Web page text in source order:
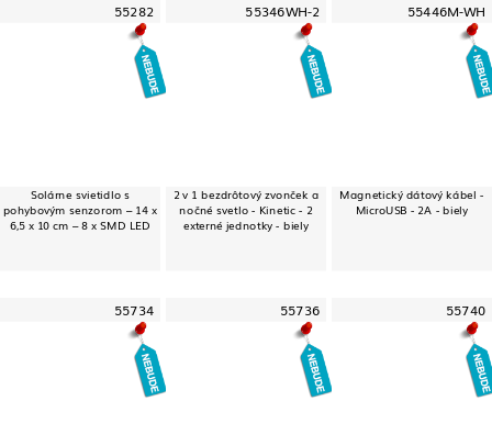
55282
Solárne svietidlo s
pohybovým senzorom – 14 x
6,5 x 10 cm – 8 x SMD LED
55346WH-2
2 v 1 bezdrôtový zvonček a
nočné svetlo - Kinetic - 2
externé jednotky - biely
55446M-WH
Magnetický dátový kábel -
MicroUSB - 2A - biely
55734 55736 55740